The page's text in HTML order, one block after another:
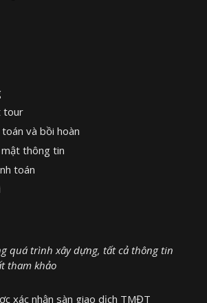
tour
và bồi hoàn
mật thông tin
toán
quá trình xây dựng, tất cả thông tin
tham khảo